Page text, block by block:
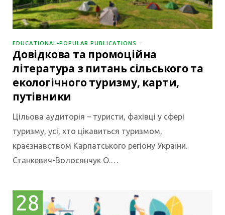
EDUCATIONAL-POPULAR PUBLICATIONS
Довідкова та промоційна
література з питань сільського та
екологічного туризму, карти,
путівники
Цільова аудиторія – туристи, фахівці у сфері
туризму, усі, хто цікавиться туризмом,
краєзнавством Карпатського регіону України.
Станкевич-Волосянчук О.…
28